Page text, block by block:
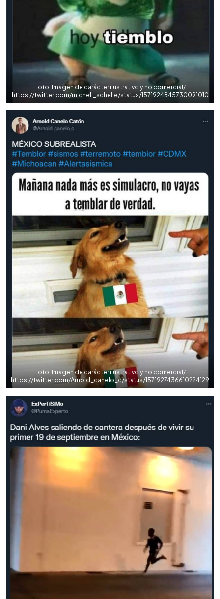
Foto: Imagen de carácter ilustrativo y no comercial/
https://twitter.com/michell_schelle/status/1571924845730091010
Foto: Imagen de carácter ilustrativo y no comercial/
https://twitter.com/Arnold_canelo_c/status/1571927436610224129